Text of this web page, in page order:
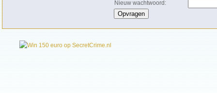
Nieuw wachtwoord: